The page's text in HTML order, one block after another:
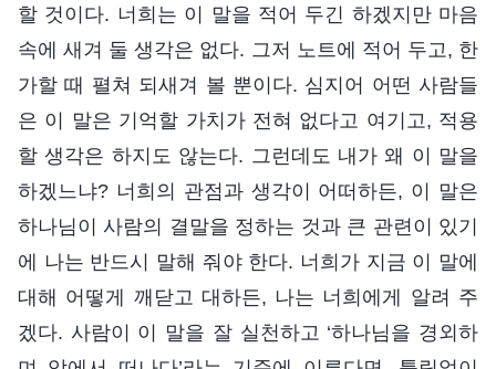
할 것이다. 너희는 이 말을 적어 두긴 하겠지만 마음
속에 새겨 둘 생각은 없다. 그저 노트에 적어 두고, 한
가할 때 펼쳐 되새겨 볼 뿐이다. 심지어 어떤 사람들
은 이 말은 기억할 가치가 전혀 없다고 여기고, 적용
할 생각은 하지도 않는다. 그런데도 내가 왜 이 말을
하겠느냐? 너희의 관점과 생각이 어떠하든, 이 말은
하나님이 사람의 결말을 정하는 것과 큰 관련이 있기
에 나는 반드시 말해 줘야 한다. 너희가 지금 이 말에
대해 어떻게 깨닫고 대하든, 나는 너희에게 알려 주
겠다. 사람이 이 말을 잘 실천하고 ‘하나님을 경외하